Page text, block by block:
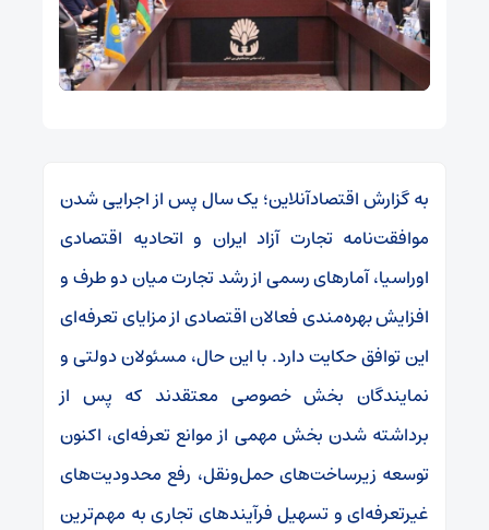
به گزارش اقتصادآنلاین؛ یک سال پس از اجرایی شدن
موافقت‌نامه تجارت آزاد ایران و اتحادیه اقتصادی
اوراسیا، آمار‌های رسمی از رشد تجارت میان دو طرف و
افزایش بهره‌مندی فعالان اقتصادی از مزایای تعرفه‌ای
این توافق حکایت دارد. با این حال، مسئولان دولتی و
نمایندگان بخش خصوصی معتقدند که پس از
برداشته شدن بخش مهمی از موانع تعرفه‌ای، اکنون
توسعه زیرساخت‌های حمل‌ونقل، رفع محدودیت‌های
غیرتعرفه‌ای و تسهیل فرآیند‌های تجاری به مهم‌ترین